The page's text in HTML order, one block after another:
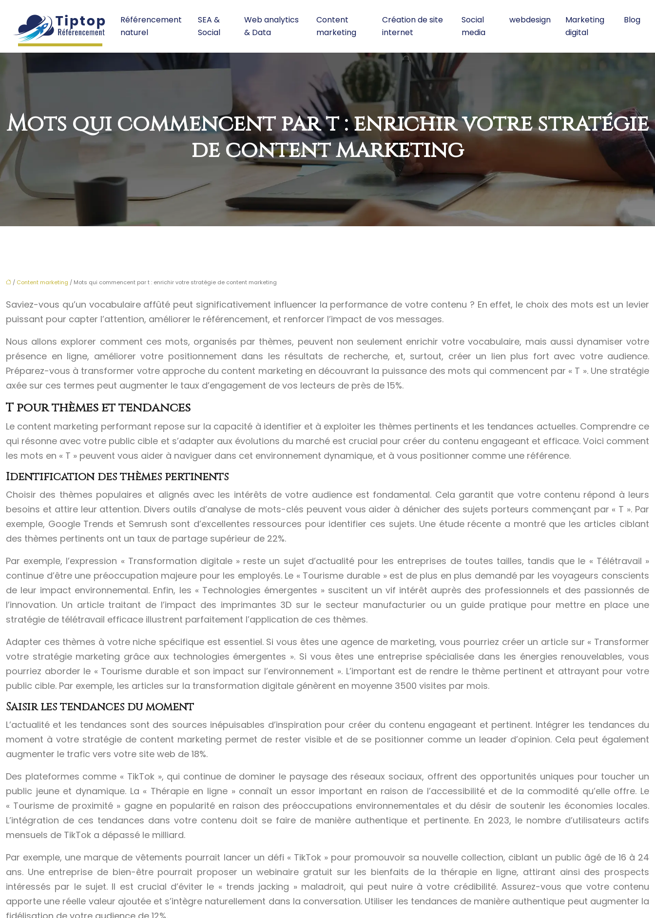
Référencement
naturel
SEA &
Social
Web analytics
& Data
Content
marketing
Création de site
internet
Social
media
webdesign
Marketing
digital
Blog
Mots qui commencent par t : enrichir votre stratégie
de content marketing
/ Content marketing / Mots qui commencent par t : enrichir votre stratégie de content marketing
Saviez-vous qu’un vocabulaire affûté peut significativement influencer la performance de votre contenu ? En effet, le choix des mots est un levier
puissant pour capter l’attention, améliorer le référencement, et renforcer l’impact de vos messages.
Nous allons explorer comment ces mots, organisés par thèmes, peuvent non seulement enrichir votre vocabulaire, mais aussi dynamiser votre
présence en ligne, améliorer votre positionnement dans les résultats de recherche, et, surtout, créer un lien plus fort avec votre audience.
Préparez-vous à transformer votre approche du content marketing en découvrant la puissance des mots qui commencent par « T ». Une stratégie
axée sur ces termes peut augmenter le taux d’engagement de vos lecteurs de près de 15%.
T pour thèmes et tendances
Le content marketing performant repose sur la capacité à identifier et à exploiter les thèmes pertinents et les tendances actuelles. Comprendre ce
qui résonne avec votre public cible et s’adapter aux évolutions du marché est crucial pour créer du contenu engageant et efficace. Voici comment
les mots en « T » peuvent vous aider à naviguer dans cet environnement dynamique, et à vous positionner comme une référence.
Identification des thèmes pertinents
Choisir des thèmes populaires et alignés avec les intérêts de votre audience est fondamental. Cela garantit que votre contenu répond à leurs
besoins et attire leur attention. Divers outils d’analyse de mots-clés peuvent vous aider à dénicher des sujets porteurs commençant par « T ». Par
exemple, Google Trends et Semrush sont d’excellentes ressources pour identifier ces sujets. Une étude récente a montré que les articles ciblant
des thèmes pertinents ont un taux de partage supérieur de 22%.
Par exemple, l’expression « Transformation digitale » reste un sujet d’actualité pour les entreprises de toutes tailles, tandis que le « Télétravail »
continue d’être une préoccupation majeure pour les employés. Le « Tourisme durable » est de plus en plus demandé par les voyageurs conscients
de leur impact environnemental. Enfin, les « Technologies émergentes » suscitent un vif intérêt auprès des professionnels et des passionnés de
l’innovation. Un article traitant de l’impact des imprimantes 3D sur le secteur manufacturier ou un guide pratique pour mettre en place une
stratégie de télétravail efficace illustrent parfaitement l’application de ces thèmes.
Adapter ces thèmes à votre niche spécifique est essentiel. Si vous êtes une agence de marketing, vous pourriez créer un article sur « Transformer
votre stratégie marketing grâce aux technologies émergentes ». Si vous êtes une entreprise spécialisée dans les énergies renouvelables, vous
pourriez aborder le « Tourisme durable et son impact sur l’environnement ». L’important est de rendre le thème pertinent et attrayant pour votre
public cible. Par exemple, les articles sur la transformation digitale génèrent en moyenne 3500 visites par mois.
Saisir les tendances du moment
L’actualité et les tendances sont des sources inépuisables d’inspiration pour créer du contenu engageant et pertinent. Intégrer les tendances du
moment à votre stratégie de content marketing permet de rester visible et de se positionner comme un leader d’opinion. Cela peut également
augmenter le trafic vers votre site web de 18%.
Des plateformes comme « TikTok », qui continue de dominer le paysage des réseaux sociaux, offrent des opportunités uniques pour toucher un
public jeune et dynamique. La « Thérapie en ligne » connaît un essor important en raison de l’accessibilité et de la commodité qu’elle offre. Le
« Tourisme de proximité » gagne en popularité en raison des préoccupations environnementales et du désir de soutenir les économies locales.
L’intégration de ces tendances dans votre contenu doit se faire de manière authentique et pertinente. En 2023, le nombre d’utilisateurs actifs
mensuels de TikTok a dépassé le milliard.
Par exemple, une marque de vêtements pourrait lancer un défi « TikTok » pour promouvoir sa nouvelle collection, ciblant un public âgé de 16 à 24
ans. Une entreprise de bien-être pourrait proposer un webinaire gratuit sur les bienfaits de la thérapie en ligne, attirant ainsi des prospects
intéressés par le sujet. Il est crucial d’éviter le « trends jacking » maladroit, qui peut nuire à votre crédibilité. Assurez-vous que votre contenu
apporte une réelle valeur ajoutée et s’intègre naturellement dans la conversation. Utiliser les tendances de manière authentique peut augmenter la